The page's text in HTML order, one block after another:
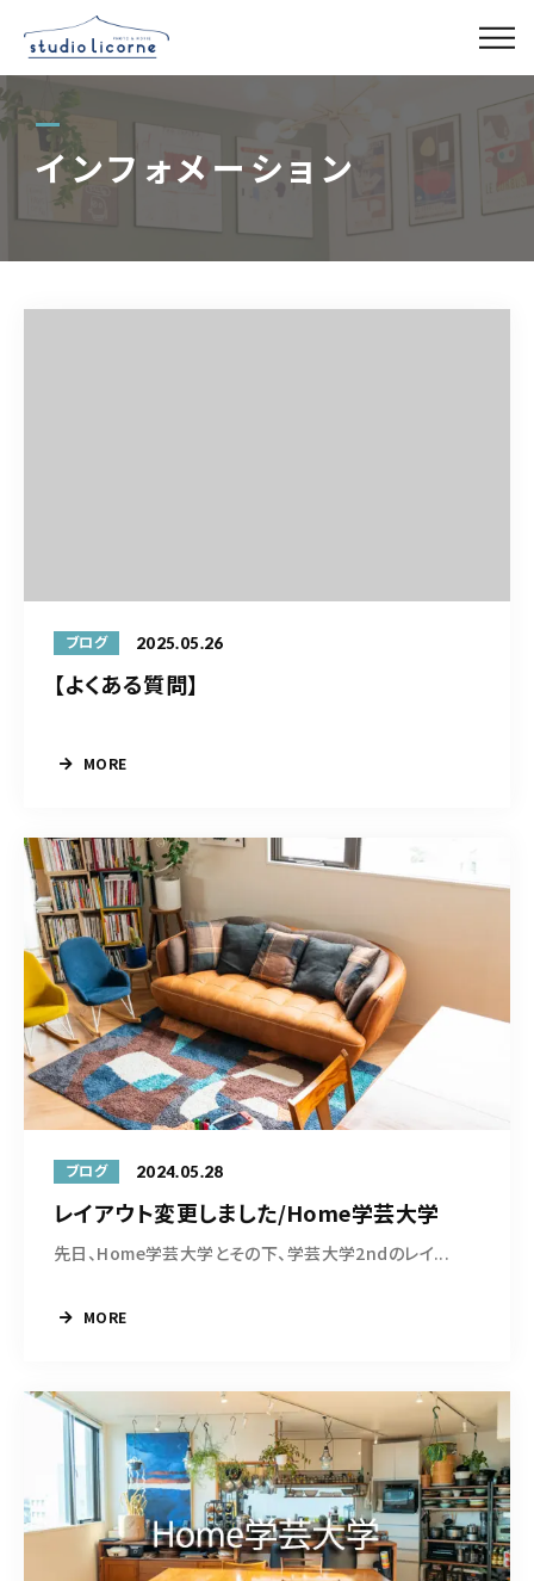
インフォメーション
ブログ 2025.05.26
【よくある質問】
MORE
ブログ 2024.05.28
レイアウト変更しました/Home学芸大学
先日、Home学芸大学とその下、学芸大学2ndのレイ...
MORE
スタジオ検索
090-1260-5732
お問い合わせはこちら